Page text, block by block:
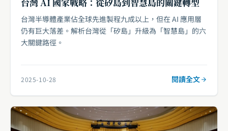
台灣半導體產業佔全球先進製程九成以上，但在 AI 應用層
仍有巨大落差。解析台灣從「矽島」升級為「智慧島」的六
大關鍵路徑。
2025-10-28 閱讀全文